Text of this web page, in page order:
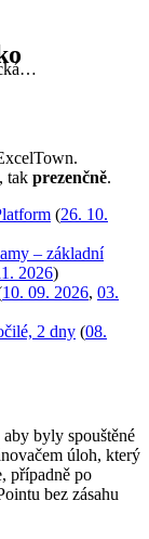
, tak prezenčně.
(26. 10.
– základní
2026)
10. 09. 2026, 03.
2 dny (08.
byly spouštěné
úloh, který
případně po
bez zásahu